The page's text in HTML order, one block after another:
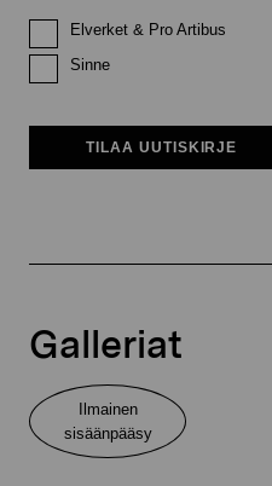
Elverket & Pro Artibus
Sinne
TILAA UUTISKIRJE
Galleriat
Ilmainen
sisäänpääsy